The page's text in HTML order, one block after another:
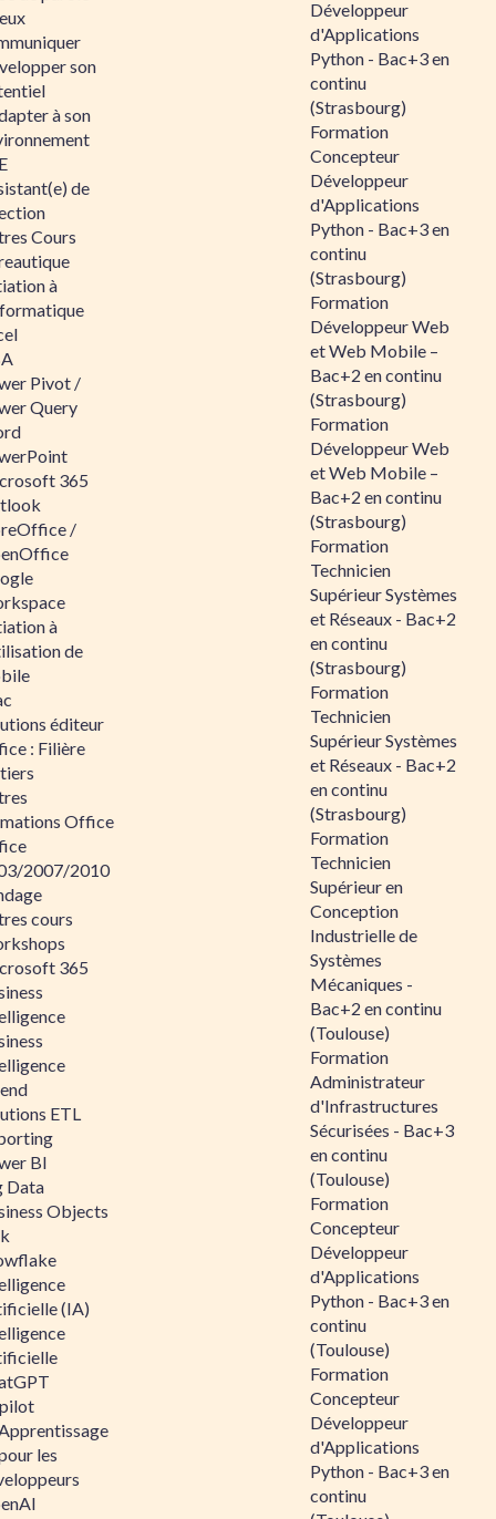
son
à son
de
Cours
à
Pivot /
Query
365
/
à
de
éditeur
: Filière
Office
2007/2010
cours
365
ETL
BI
Data
Objects
(IA)
les
Développeur
d'Applications
Python - Bac+3 en
continu
(Strasbourg)
Formation
Concepteur
Développeur
d'Applications
Python - Bac+3 en
continu
(Strasbourg)
Formation
Développeur Web
et Web Mobile –
Bac+2 en continu
(Strasbourg)
Formation
Développeur Web
et Web Mobile –
Bac+2 en continu
(Strasbourg)
Formation
Technicien
Supérieur Systèmes
et Réseaux - Bac+2
en continu
(Strasbourg)
Formation
Technicien
Supérieur Systèmes
et Réseaux - Bac+2
en continu
(Strasbourg)
Formation
Technicien
Supérieur en
Conception
Industrielle de
Systèmes
Mécaniques -
Bac+2 en continu
(Toulouse)
Formation
Administrateur
d'Infrastructures
Sécurisées - Bac+3
en continu
(Toulouse)
Formation
Concepteur
Développeur
d'Applications
Python - Bac+3 en
continu
(Toulouse)
Formation
Concepteur
Développeur
d'Applications
Python - Bac+3 en
continu